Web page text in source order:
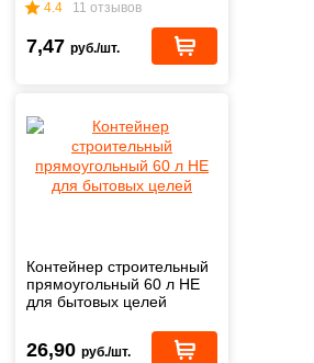
4.4 11 отзывов
7,47 руб./шт.
Контейнер строительный
прямоугольный 60 л НЕ
для бытовых целей
26,90 руб./шт.